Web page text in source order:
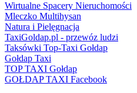
Wirtualne Spacery Nieruchomości
Mleczko Multihysan
Natura i Pielęgnacja
TaxiGoldap.pl - przewóz ludzi
Taksówki Top-Taxi Gołdap
Gołdap Taxi
TOP TAXI Gołdap
GOŁDAP TAXI Facebook